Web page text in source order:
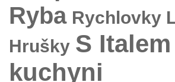
Ryba Rychlovky
Hrušky S
kuchyni